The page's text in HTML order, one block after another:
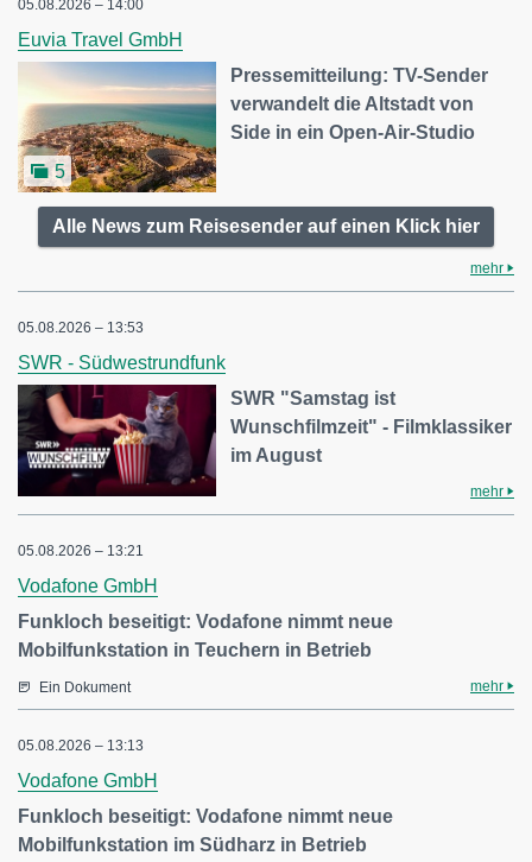
05.08.2026 – 14:00
Euvia Travel GmbH
5
Pressemitteilung: TV-Sender
verwandelt die Altstadt von
Side in ein Open-Air-Studio
Alle News zum Reisesender auf einen Klick hier
mehr
05.08.2026 – 13:53
SWR - Südwestrundfunk
SWR "Samstag ist
Wunschfilmzeit" - Filmklassiker
im August
mehr
05.08.2026 – 13:21
Vodafone GmbH
Funkloch beseitigt: Vodafone nimmt neue
Mobilfunkstation in Teuchern in Betrieb
Ein Dokument mehr
05.08.2026 – 13:13
Vodafone GmbH
Funkloch beseitigt: Vodafone nimmt neue
Mobilfunkstation im Südharz in Betrieb